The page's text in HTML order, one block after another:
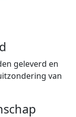
geleverd en
van